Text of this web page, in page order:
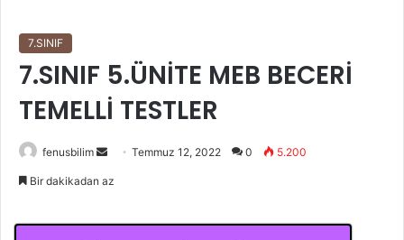
7.SINIF
7.SINIF 5.ÜNİTE MEB BECERİ
TEMELLİ TESTLER
fenusbilim
Bir
Temmuz 12, 2022 0 5.200
Bir dakikadan az